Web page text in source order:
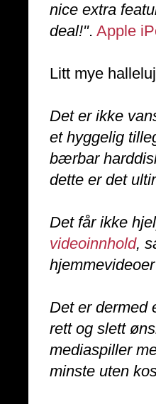
nice extra
deal!". Apple
Litt mye
Det er ikke
et hyggelig
bærbar
dette er det
Det får ikke
videoinnhold,
Det er dermed
rett og slett
mediaspiller
minste uten